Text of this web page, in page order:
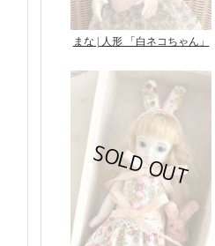
まな | 人形 「白ネコちゃん」